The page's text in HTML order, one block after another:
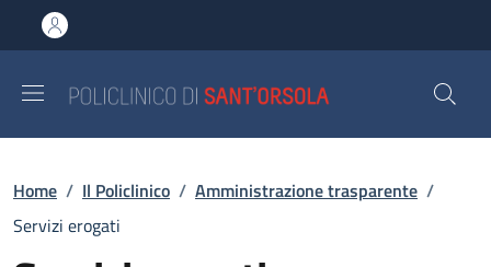
al contenuto principale
to footer content
Briciole di pane
Home / Il Policlinico / Amministrazione trasparente /
Servizi erogati